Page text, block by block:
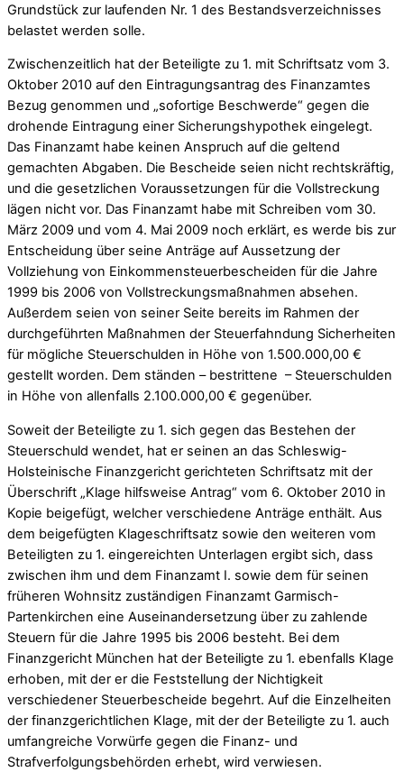
Grundstück zur laufenden Nr. 1 des Bestandsverzeichnisses
belastet werden solle.
Zwischenzeitlich hat der Beteiligte zu 1. mit Schriftsatz vom 3.
Oktober 2010 auf den Eintragungsantrag des Finanzamtes
Bezug genommen und „sofortige Beschwerde“ gegen die
drohende Eintragung einer Sicherungshypothek eingelegt.
Das Finanzamt habe keinen Anspruch auf die geltend
gemachten Abgaben. Die Bescheide seien nicht rechtskräftig,
und die gesetzlichen Voraussetzungen für die Vollstreckung
lägen nicht vor. Das Finanzamt habe mit Schreiben vom 30.
März 2009 und vom 4. Mai 2009 noch erklärt, es werde bis zur
Entscheidung über seine Anträge auf Aussetzung der
Vollziehung von Einkommensteuerbescheiden für die Jahre
1999 bis 2006 von Vollstreckungsmaßnahmen absehen.
Außerdem seien von seiner Seite bereits im Rahmen der
durchgeführten Maßnahmen der Steuerfahndung Sicherheiten
für mögliche Steuerschulden in Höhe von 1.500.000,00 €
gestellt worden. Dem ständen – bestrittene – Steuerschulden
in Höhe von allenfalls 2.100.000,00 € gegenüber.
Soweit der Beteiligte zu 1. sich gegen das Bestehen der
Steuerschuld wendet, hat er seinen an das Schleswig-
Holsteinische Finanzgericht gerichteten Schriftsatz mit der
Überschrift „Klage hilfsweise Antrag“ vom 6. Oktober 2010 in
Kopie beigefügt, welcher verschiedene Anträge enthält. Aus
dem beigefügten Klageschriftsatz sowie den weiteren vom
Beteiligten zu 1. eingereichten Unterlagen ergibt sich, dass
zwischen ihm und dem Finanzamt I. sowie dem für seinen
früheren Wohnsitz zuständigen Finanzamt Garmisch-
Partenkirchen eine Auseinandersetzung über zu zahlende
Steuern für die Jahre 1995 bis 2006 besteht. Bei dem
Finanzgericht München hat der Beteiligte zu 1. ebenfalls Klage
erhoben, mit der er die Feststellung der Nichtigkeit
verschiedener Steuerbescheide begehrt. Auf die Einzelheiten
der finanzgerichtlichen Klage, mit der der Beteiligte zu 1. auch
umfangreiche Vorwürfe gegen die Finanz- und
Strafverfolgungsbehörden erhebt, wird verwiesen.